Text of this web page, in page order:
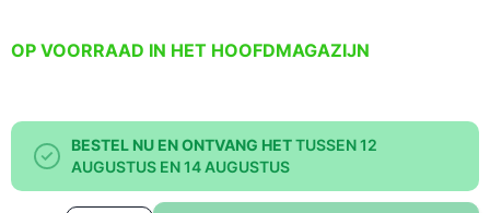
OP VOORRAAD IN HET HOOFDMAGAZIJN
BESTEL NU EN ONTVANG HETTUSSEN 12
AUGUSTUS EN 14 AUGUSTUS